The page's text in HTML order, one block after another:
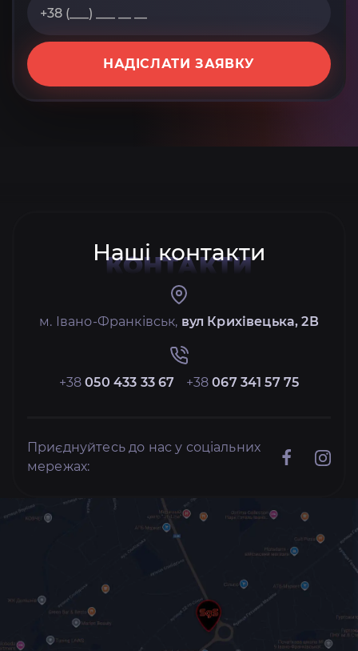
НАДІСЛАТИ ЗАЯВКУ
Наші контакти
КОНТАКТИ
м. Івано-Франківськ, вул Крихівецька, 2В
+38050 433 33 67 +38067 341 57 75
Приєднуйтесь до нас у соціальних
мережах: